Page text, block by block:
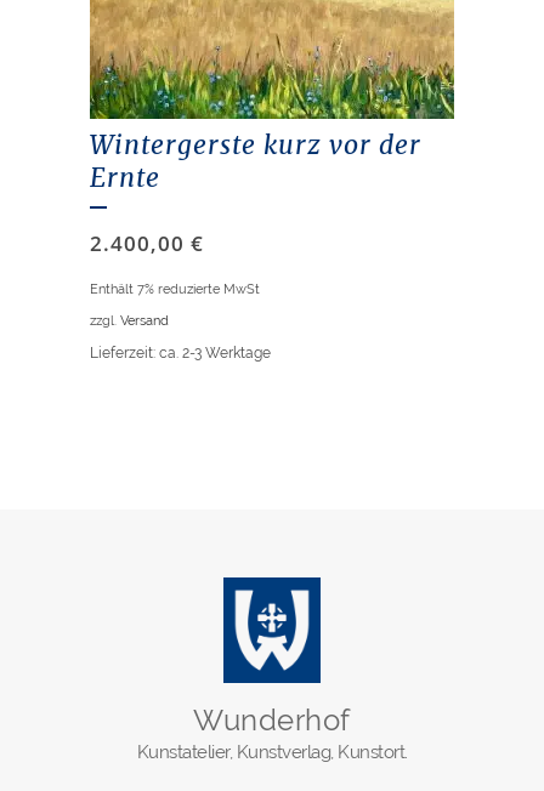
Wintergerste kurz vor der
Ernte
2.400,00 €
Enthält 7% reduzierte MwSt
zzgl. Versand
Lieferzeit: ca. 2-3 Werktage
Wunderhof
Kunstatelier, Kunstverlag, Kunstort.